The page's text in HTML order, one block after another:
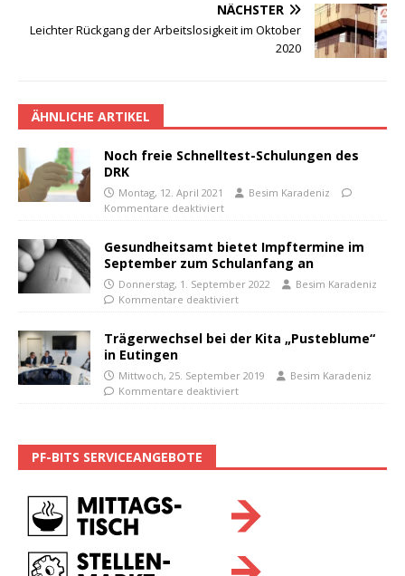
NÄCHSTER
Leichter Rückgang der Arbeitslosigkeit im Oktober
2020
ÄHNLICHE ARTIKEL
Noch freie Schnelltest-Schulungen des
DRK
Montag, 12. April 2021
Besim Karadeniz
Kommentare deaktiviert
Gesundheitsamt bietet Impftermine im
September zum Schulanfang an
Donnerstag, 1. September 2022
Besim Karadeniz
Kommentare deaktiviert
Trägerwechsel bei der Kita „Pusteblume“
in Eutingen
Mittwoch, 25. September 2019
Besim Karadeniz
Kommentare deaktiviert
PF-BITS SERVICEANGEBOTE